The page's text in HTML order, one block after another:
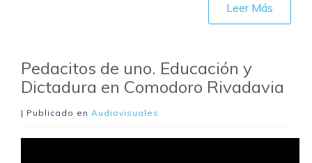
Leer Más
Pedacitos de uno. Educación y
Dictadura en Comodoro Rivadavia
| Publicado en Audiovisuales